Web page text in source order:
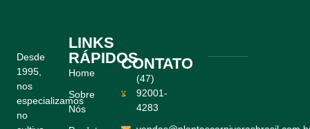
Desde
1995,
nos
especializamos
no
LINKS
RÁPIDOS
Home
Sobre
Nós
CONTATO
(47)
92001-
4283